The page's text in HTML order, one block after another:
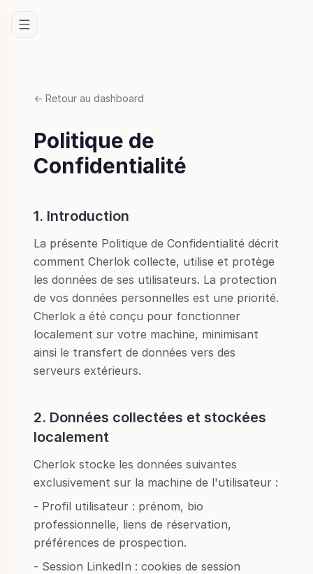
← Retour au dashboard
Politique de
Confidentialité
1. Introduction
La présente Politique de Confidentialité décrit
comment Cherlok collecte, utilise et protège
les données de ses utilisateurs. La protection
de vos données personnelles est une priorité.
Cherlok a été conçu pour fonctionner
localement sur votre machine, minimisant
ainsi le transfert de données vers des
serveurs extérieurs.
2. Données collectées et stockées
localement
Cherlok stocke les données suivantes
exclusivement sur la machine de l'utilisateur :
- Profil utilisateur : prénom, bio
professionnelle, liens de réservation,
préférences de prospection.
- Session LinkedIn : cookies de session